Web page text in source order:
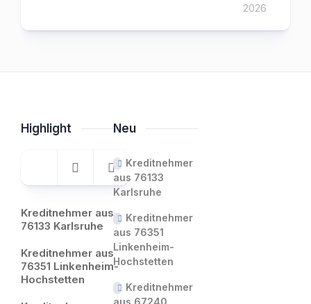
2026
Highlight
Kreditnehmer aus
76133 Karlsruhe
Kreditnehmer aus
76351 Linkenheim-
Hochstetten
Neu
Kreditnehmer
aus 76133
Karlsruhe
Kreditnehmer
aus 76351
Linkenheim-
Hochstetten
Kreditnehmer
aus 67240